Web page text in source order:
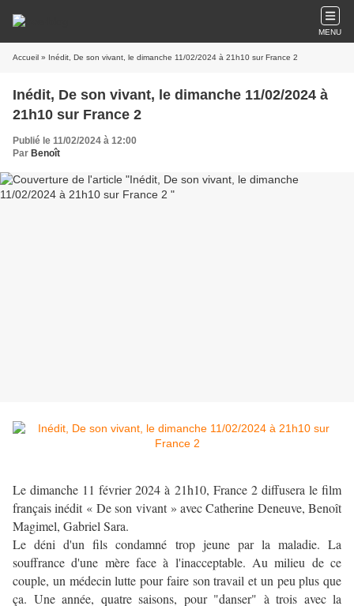
MENU
Accueil » Inédit, De son vivant, le dimanche 11/02/2024 à 21h10 sur France 2
Inédit, De son vivant, le dimanche 11/02/2024 à
21h10 sur France 2
Publié le 11/02/2024 à 12:00
Par Benoît
Le dimanche 11 février 2024 à 21h10, France 2 diffusera le film
français inédit « De son vivant » avec Catherine Deneuve, Benoît
Magimel, Gabriel Sara.
Le déni d'un fils condamné trop jeune par la maladie. La
souffrance d'une mère face à l'inacceptable. Au milieu de ce
couple, un médecin lutte pour faire son travail et un peu plus que
ça. Une année, quatre saisons, pour "danser" à trois avec la